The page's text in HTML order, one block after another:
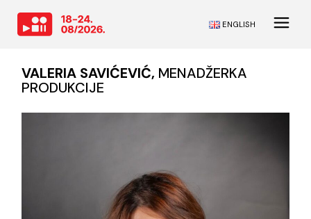
ENGLISH
VALERIA SAVIĆEVIĆ, MENADŽERKA
PRODUKCIJE